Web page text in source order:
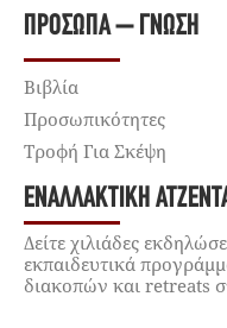
ΠΡΌΣΩΠΑ – ΓΝΏΣΗ
Βιβλία
Προσωπικότητες
Τροφή Για Σκέψη
ΕΝΑΛΛΑΚΤΙΚΉ
Δείτε χιλιάδες
εκπαιδευτικά
διακοπών και retreats